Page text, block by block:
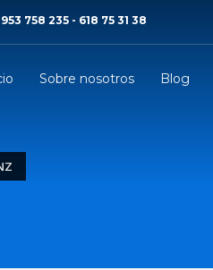
953 758 235 - 618 75 31 38
Sobre nosotros Blog